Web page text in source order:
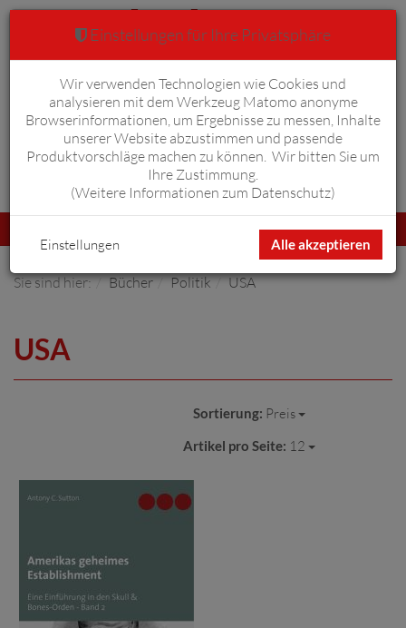
Anmelden Warenkorb 0
umschalten
Sie sind hier: Bücher Politik USA
USA
Sortierung: Preis
Artikel pro Seite: 12
Einstellungen für Ihre Privatsphäre
Wir verwenden Technologien wie Cookies und
analysieren mit dem Werkzeug Matomo anonyme
Browserinformationen, um Ergebnisse zu messen, Inhalte
unserer Website abzustimmen und passende
Produktvorschläge machen zu können. Wir bitten Sie um
Ihre Zustimmung.
(Weitere Informationen zum Datenschutz)
Alle akzeptieren
Einstellungen